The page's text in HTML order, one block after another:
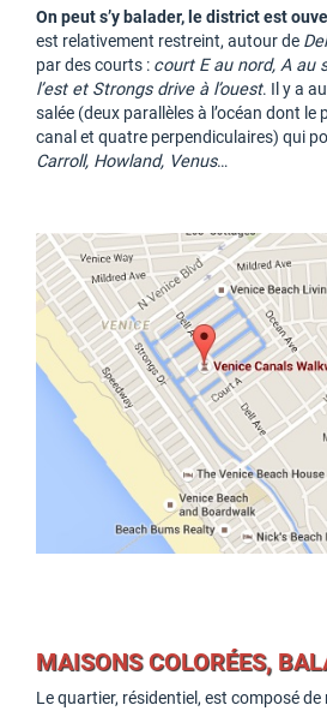
On peut s’y balader, le district est
est relativement restreint, autour de
par des courts : court E au nord, A au
l’est et Strongs drive à l’ouest. Il y a
salée (deux parallèles à l’océan dont le
canal et quatre perpendiculaires) qui
Carroll, Howland, Venus…
MAISONS COLORÉES,
Le quartier, résidentiel, est composé